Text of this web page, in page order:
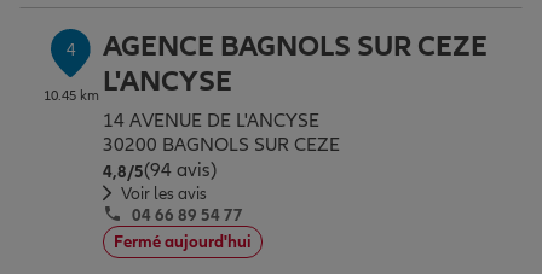
4
10.45 km
AGENCE BAGNOLS SUR CEZE
L'ANCYSE
14 AVENUE DE L'ANCYSE
30200 BAGNOLS SUR CEZE
4,8/5Note de 4.8 sur 5
(94 avis)
Voir les avis
04 66 89 54 77
Fermé aujourd'hui